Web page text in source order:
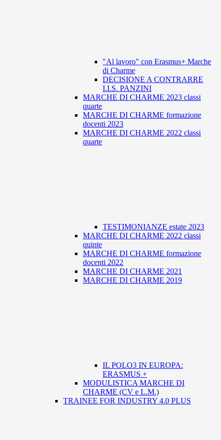
"Al lavoro" con Erasmus+ Marche
di Charme
DECISIONE A CONTRARRE
I.I.S. PANZINI
MARCHE DI CHARME 2023 classi
quarte
MARCHE DI CHARME formazione
docenti 2023
MARCHE DI CHARME 2022 classi
quarte
TESTIMONIANZE estate 2023
MARCHE DI CHARME 2022 classi
quinte
MARCHE DI CHARME formazione
docenti 2022
MARCHE DI CHARME 2021
MARCHE DI CHARME 2019
IL POLO3 IN EUROPA:
ERASMUS +
MODULISTICA MARCHE DI
CHARME (CV e L.M.)
TRAINEE FOR INDUSTRY 4.0 PLUS